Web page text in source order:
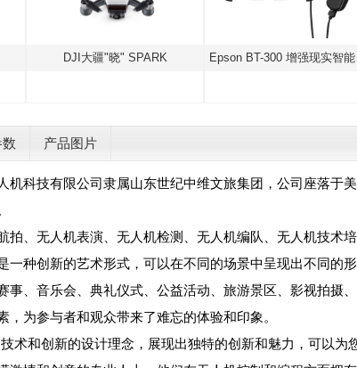
DJI大疆"晓" SPARK
产品图片
机科技有限公司隶属山东世纪中维文旅集团，公司座落
拍、无人机表演、无人机检测、无人机编队、无人机技术
一种创新的艺术形式，可以在不同的场景中呈现出不同的
事、音乐会、典礼仪式、公益活动、旅游景区、影视拍摄
，为参与者和观众带来了难忘的体验和印象。
术和创新的设计理念，展现出独特的创新和魅力，可以为